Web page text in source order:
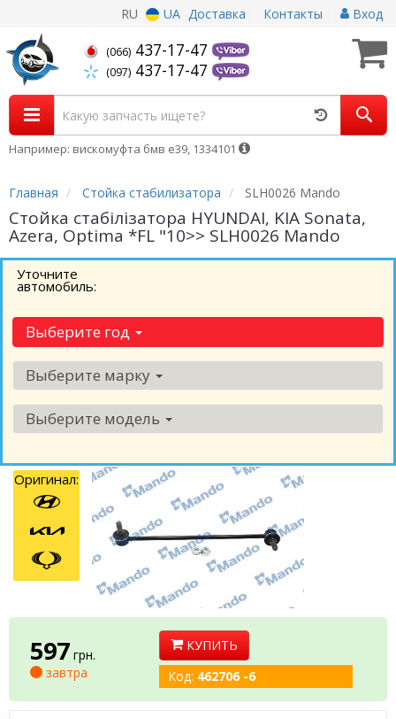
RU UA Доставка Контакты Вход
(066) 437-17-47
(097) 437-17-47
Например: вискомуфта бмв е39, 1334101
Главная Стойка стабилизатора SLH0026 Mando
Стойка стабілізатора HYUNDAI, KIA Sonata,
Azera, Optima *FL "10>> SLH0026 Mando
Уточните
автомобиль:
Выберите год
Выберите марку
Выберите модель
Оригинал:
597 грн.
завтра
КУПИТЬ
Код: 462706 -6